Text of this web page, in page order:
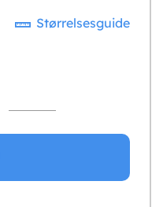
Størrelsesguide